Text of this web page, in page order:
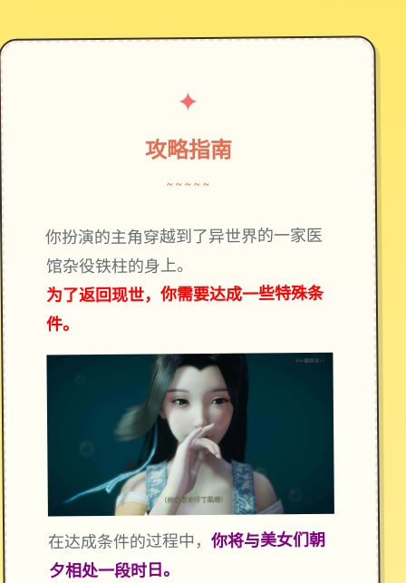
✦
攻略指南
~~~~~
你扮演的主角穿越到了异世界的一家医
馆杂役铁柱的身上。
为了返回现世，你需要达成一些特殊条
件。
在达成条件的过程中，你将与美女们朝
夕相处一段时日。